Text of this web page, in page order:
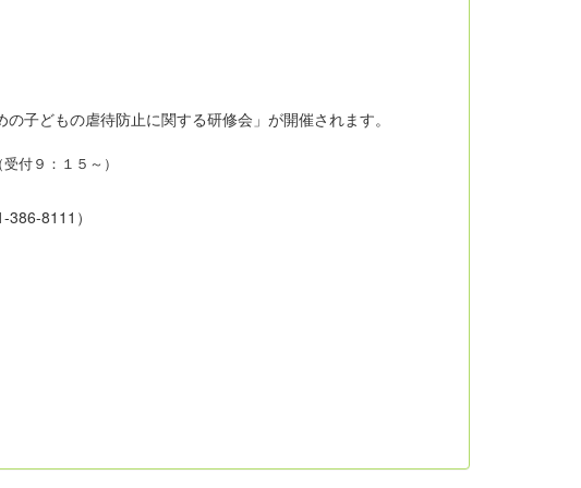
子どもの虐待防止に関する研修会」が開催されます。
９：１５～）
8111）